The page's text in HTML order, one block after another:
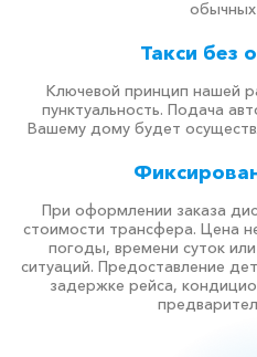
обычных
Такси без
Ключевой принцип нашей
пунктуальность. Подача
Вашему дому будет
При оформлении заказа
стоимости трансфера. Цена
погоды, времени суток
ситуаций. Предоставление
задержке рейса,